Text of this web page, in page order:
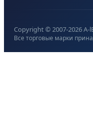
Copyright © 2007-2026A-
Все торговые марки